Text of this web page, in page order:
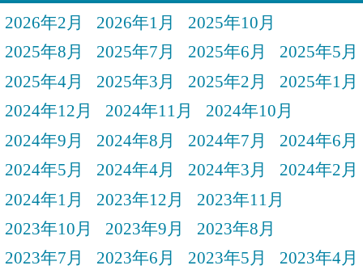
2026年2月
2026年1月
2025年10月
2025年8月
2025年7月 2025年6月
2025年5月
2025年4月
2025年3月 2025年2月
2025年1月
2024年12月
2024年11月
2024年10月
2024年9月
2024年8月 2024年7月
2024年6月
2024年5月
2024年4月 2024年3月
2024年2月
2024年1月
2023年12月
2023年11月
2023年10月
2023年9月
2023年8月
2023年7月
2023年6月 2023年5月 2023年4月